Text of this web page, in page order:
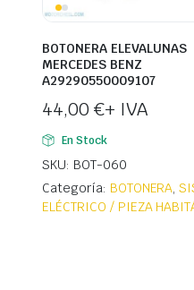
BOTONERA ELEVALUNAS
MERCEDES BENZ
A29290550009107
44,00 €+ IVA
En Stock
SKU: BOT-060
Categoría: BOTONERA,
ELÉCTRICO / PIEZA